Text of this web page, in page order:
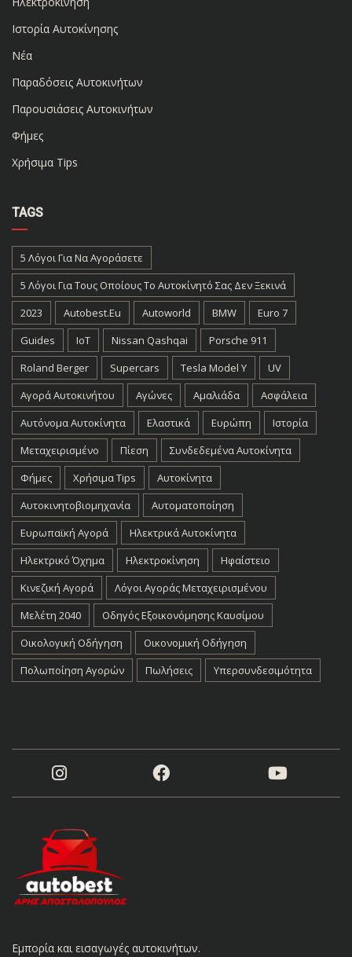
Ιστορία Αυτοκίνησης
Νέα
Παραδόσεις Αυτοκινήτων
Παρουσιάσεις Αυτοκινήτων
Φήμες
Χρήσιμα Tips
TAGS
5 Λόγοι Για Να Αγοράσετε
5 Λόγοι Για Τους Οποίους Το Αυτοκίνητό Σας Δεν Ξεκινά
2023
Autobest.eu Autoworld BMW
Euro 7
Guides
IoT Nissan Qashqai
Porsche 911
Roland Berger
Supercars Tesla Model Y
UV
Αγορά Αυτοκινήτου
Αγώνες Αμαλιάδα
Ασφάλεια
Αυτόνομα Αυτοκίνητα
Ελαστικά Ευρώπη
Ιστορία
Μεταχειρισμένο
Πίεση
Συνδεδεμένα Αυτοκίνητα
Φήμες
Χρήσιμα Tips
Αυτοκίνητα
Αυτοκινητοβιομηχανία
Αυτοματοποίηση
Ευρωπαϊκή Αγορά
Ηλεκτρικά Αυτοκίνητα
Ηλεκτρικό Όχημα
Ηλεκτροκίνηση
Ηφαίστειο
Κινεζική Αγορά
Λόγοι Αγοράς Μεταχειρισμένου
Μελέτη 2040
Οδηγός Εξοικονόμησης Καυσίμου
Οικολογική Οδήγηση
Οικονομική Οδήγηση
Πολωποίηση Αγορών
Πωλήσεις Υπερσυνδεσιμότητα
Εμπορία και εισαγωγές αυτοκινήτων.